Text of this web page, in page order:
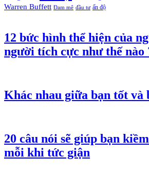
Warren Buffett Đam mê đầu tư ấn độ
12 bức hình thể hiện của
người tích cực như thế nào
Khác nhau giữa bạn tốt và
20 câu nói sẽ giúp bạn
mỗi khi tức giận